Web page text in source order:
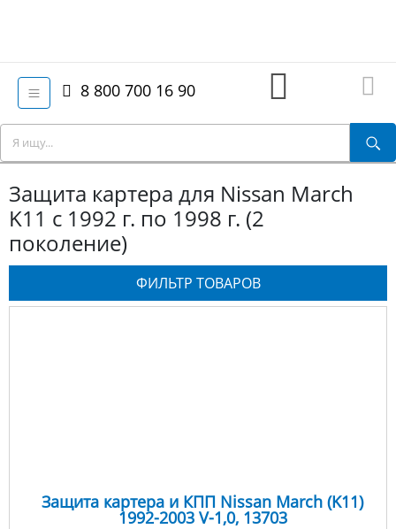
8 800 700 16 90
Защита картера для Nissan March
K11 с 1992 г. по 1998 г. (2
поколение)
ФИЛЬТР ТОВАРОВ
Защита картера и КПП Nissan March (K11)
1992-2003 V-1,0, 13703